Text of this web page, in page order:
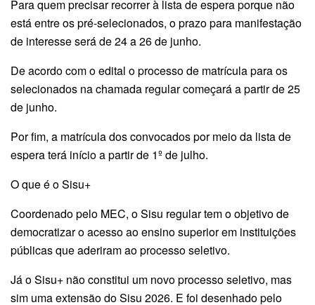
Para quem precisar recorrer à lista de espera porque não
está entre os pré-selecionados, o prazo para manifestação
de interesse será de 24 a 26 de junho.
De acordo com o edital o processo de matrícula para os
selecionados na chamada regular começará a partir de 25
de junho.
Por fim, a matrícula dos convocados por meio da lista de
espera terá início a partir de 1º de julho.
O que é o Sisu+
Coordenado pelo MEC, o Sisu regular tem o objetivo de
democratizar o acesso ao ensino superior em instituições
públicas que aderiram ao processo seletivo.
Já o Sisu+ não constitui um novo processo seletivo, mas
sim uma extensão do Sisu 2026. E foi desenhado pelo